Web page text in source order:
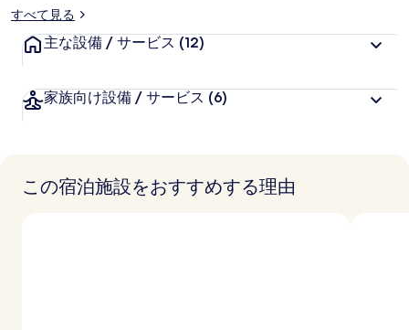
すべて見る
主な設備 / サービス (12)
家族向け設備 / サービス (6)
この宿泊施設をおすすめする理由